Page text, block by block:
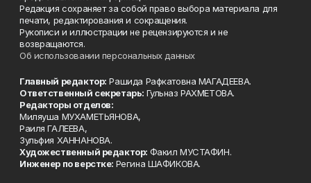
Редакция сохраняет за собой право выбора материала для
печати, редактирования и сокращения.
Рукописи и иллюстрации не рецензируются и не
возвращаются.
Об использовании персональных данных
Главный редактор: Рашида Рафкатовна МАГАДЕЕВА.
Ответственный секретарь: Гульназ РАХМЕТОВА.
Редакторы отделов:
Миляуша МУХАМЕТЬЯНОВА,
Раиля ГАЛЕЕВА,
Зульфия ХАННАНОВА.
Художественный редактор: Факил МУСТАФИН.
Инженер по верстке: Регина ШАФИКОВА.